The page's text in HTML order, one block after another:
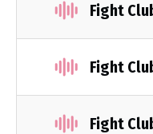
Fight
Fight
Fight